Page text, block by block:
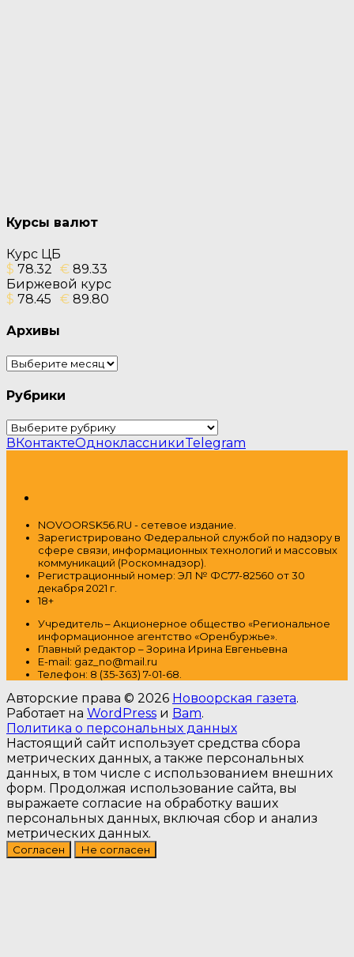
Курсы валют
Курс ЦБ
$ 78.32 € 89.33
Биржевой курс
$ 78.45 € 89.80
Архивы
Архивы
Рубрики
Рубрики
ВКонтактеОдноклассникиTelegram
NOVOORSK56.RU - сетевое издание.
Зарегистрировано Федеральной службой по надзору в
сфере связи, информационных технологий и массовых
коммуникаций (Роскомнадзор).
Регистрационный номер: ЭЛ № ФС77-82560 от 30
декабря 2021 г.
18+
Учредитель – Акционерное общество «Региональное
информационное агентство «Оренбуржье».
Главный редактор – Зорина Ирина Евгеньевна
E-mail: gaz_no@mail.ru
Телефон: 8 (35-363) 7-01-68.
Авторские права © 2026 Новоорская газета.
Работает на WordPress и Bam.
Политика о персональных данных
Настоящий сайт использует средства сбора
метрических данных, а также персональных
данных, в том числе с использованием внешних
форм. Продолжая использование сайта, вы
выражаете согласие на обработку ваших
персональных данных, включая сбор и анализ
метрических данных.
Согласен Не согласен